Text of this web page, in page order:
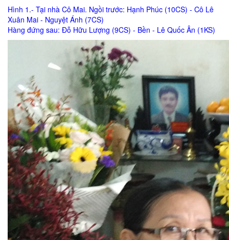
Hình 1.- Tại nhà Cô Mai. Ngồi trước: Hạnh Phúc (10CS) - Cô Lê
Xuân Mai - Nguyệt Ánh (7CS)
Hàng đứng sau: Đỗ Hữu Lượng (9CS) - Bền - Lê Quốc Ân (1KS)